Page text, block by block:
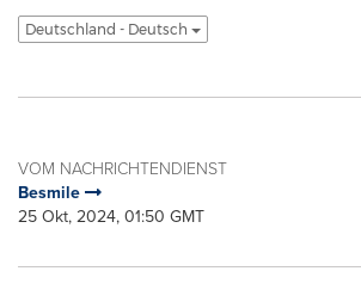
Deutschland - Deutsch
VOM NACHRICHTENDIENST
Besmile
25 Okt, 2024, 01:50 GMT